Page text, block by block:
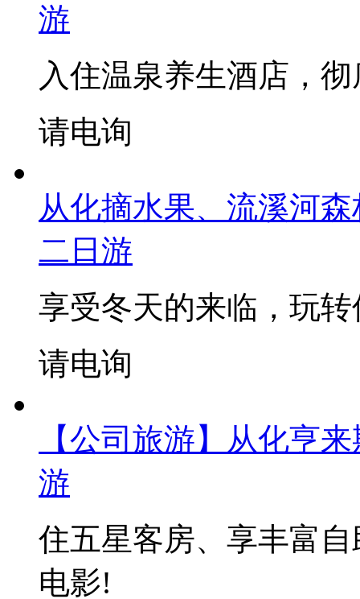
游
入住温泉养生酒店，
请电询
从化摘水果、流溪河
二日游
享受冬天的来临，玩
请电询
【公司旅游】从化亨
游
住五星客房、享丰富
电影!